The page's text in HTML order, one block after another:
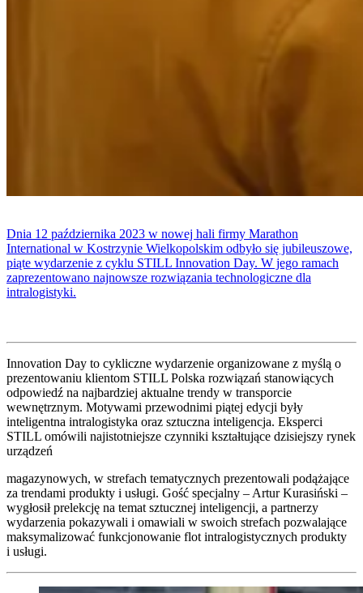
Dnia 12 października 2023 w nowej hali firmy Marathon
International w Kostrzynie Wielkopolskim odbyło się jubileuszowe,
piąte wydarzenie z cyklu STILL Innovation Day. W jego ramach
zaprezentowano najnowsze rozwiązania technologiczne dla
intralogistyki.
Innovation Day to cykliczne wydarzenie organizowane z myślą o
prezentowaniu klientom STILL Polska rozwiązań stanowiących
odpowiedź na najbardziej aktualne trendy w transporcie
wewnętrznym. Motywami przewodnimi piątej edycji były
inteligentna intralogistyka oraz sztuczna inteligencja. Eksperci
STILL omówili najistotniejsze czynniki kształtujące dzisiejszy rynek
urządzeń
magazynowych, w strefach tematycznych prezentowali podążające
za trendami produkty i usługi. Gość specjalny – Artur Kurasiński –
wygłosił prelekcję na temat sztucznej inteligencji, a partnerzy
wydarzenia pokazywali i omawiali w swoich strefach pozwalające
maksymalizować funkcjonowanie flot intralogistycznych produkty
i usługi.